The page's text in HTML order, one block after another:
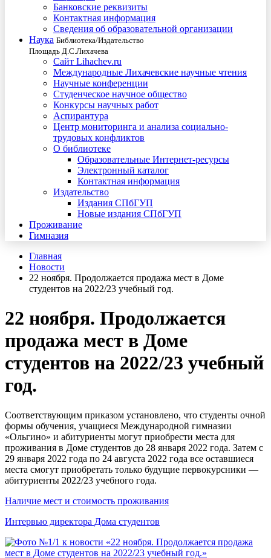
Банковские реквизиты
Контактная информация
Сведения об образовательной организации
Наука Библиотека/Издательство
Площадь Д.С.Лихачева
Сайт Lihachev.ru
Международные Лихачевские научные чтения
Научные конференции
Студенческое научное общество
Конкурсы научных работ
Аспирантура
Центр мониторинга и анализа социально-
трудовых конфликтов
О библиотеке
Образовательные Интернет-ресурсы
Электронный каталог
Контактная информация
Издательство
Издания СПбГУП
Новые издания СПбГУП
Проживание
Гимназия
Главная
Новости
22 ноября. Продолжается продажа мест в Доме
студентов на 2022/23 учебный год.
22 ноября. Продолжается
продажа мест в Доме
студентов на 2022/23 учебный
год.
Соответствующим приказом установлено, что студенты очной
формы обучения, учащиеся Международной гимназии
«Ольгино» и абитуриенты могут приобрести места для
проживания в Доме студентов до 28 января 2022 года. Затем с
29 января 2022 года по 24 августа 2022 года все оставшиеся
места смогут приобретать только будущие первокурсники —
абитуриенты 2022/23 учебного года.
Наличие мест и стоимость проживания
Интервью директора Дома студентов